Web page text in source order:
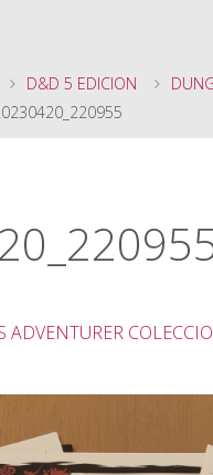
D&D 5 EDICION